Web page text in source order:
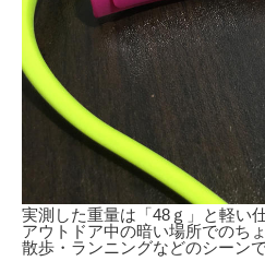
実測した重量は「48ｇ」と軽い
アウトドア中の暗い場所でのち
散歩・ランニングなどのシーン